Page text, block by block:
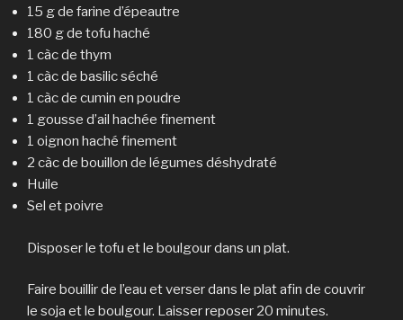
15 g de farine d’épeautre
180 g de tofu haché
1 càc de thym
1 càc de basilic séché
1 càc de cumin en poudre
1 gousse d’ail hachée finement
1 oignon haché finement
2 càc de bouillon de légumes déshydraté
Huile
Sel et poivre
Disposer le tofu et le boulgour dans un plat.
Faire bouillir de l’eau et verser dans le plat afin de couvrir
le soja et le boulgour. Laisser reposer 20 minutes.